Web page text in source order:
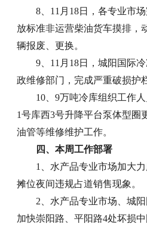
8、11月18日，各专业市
放标准非运营柴油货车摸排，
辆报废、更换。
9、11月18日，城阳国际
政维修部门，完成严重破损护
10、9万吨冷库组织工作
1号库西3号升降平台泵体型圈
油管等维修维护工作。
四、本周工作部署
1、水产品专业市场加大
摊位夜间违规占道销售现象。
2、水产品专业市场、城
加快崇阳路、平阳路4处坏损